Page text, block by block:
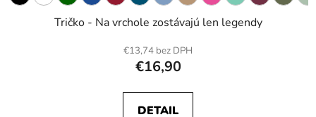
Tričko - Na vrchole zostávajú len legendy
€13,74 bez DPH
€16,90
DETAIL